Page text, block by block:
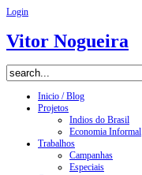
Login
Vitor Nogueira
Inicio / Blog
Projetos
Indios do Brasil
Economia Informal
Trabalhos
Campanhas
Especiais